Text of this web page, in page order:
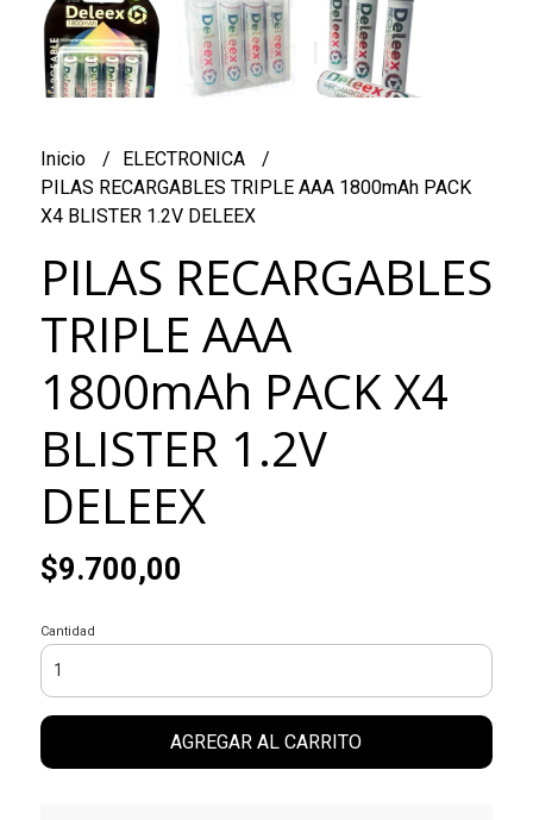
Inicio
ELECTRONICA
PILAS RECARGABLES TRIPLE AAA 1800mAh PACK
X4 BLISTER 1.2V DELEEX
PILAS RECARGABLES
TRIPLE AAA
1800mAh PACK X4
BLISTER 1.2V
DELEEX
$9.700,00
Cantidad
AGREGAR AL CARRITO